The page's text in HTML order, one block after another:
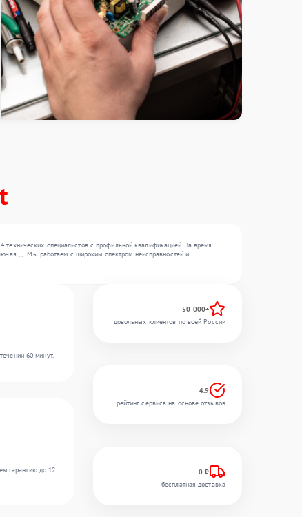
специалистов с профильной квалификацией. За время
, , . Мы работаем с широким спектром неисправностей и
60 минут.
гарантию до 12
50 000+
довольных клиентов по всей России
4.9
рейтинг сервиса на основе отзывов
0 ₽
бесплатная доставка